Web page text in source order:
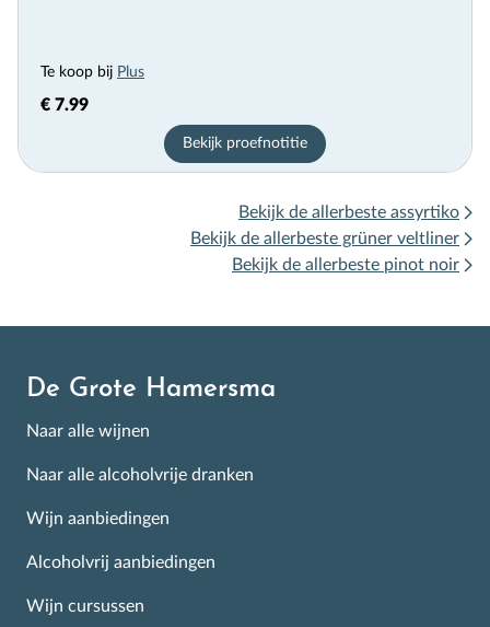
Te koop bij Plus
€ 7.99
Bekijk proefnotitie
Bekijk de allerbeste assyrtiko
Bekijk de allerbeste grüner veltliner
Bekijk de allerbeste pinot noir
De Grote Hamersma
Naar alle wijnen
Naar alle alcoholvrije dranken
Wijn aanbiedingen
Alcoholvrij aanbiedingen
Wijn cursussen